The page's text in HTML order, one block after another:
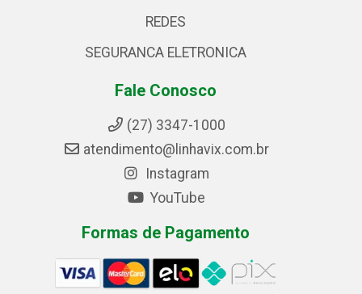
REDES
SEGURANCA ELETRONICA
Fale Conosco
(27) 3347-1000
atendimento@linhavix.com.br
Instagram
YouTube
Formas de Pagamento